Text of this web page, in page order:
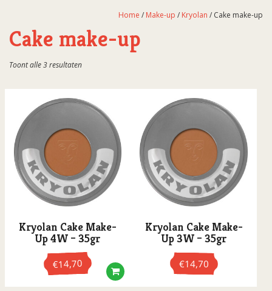
Haar-en Bodysprays
Kryolan
Glitter
Lipstick/oogpotlood
Special products
Sponsjes/penselen
TV paint sticks
Water make-up
PartyXplosion
Schminkstiften
Superstar
Home / Make-up / Kryolan / Cake make-up
Cake make-up
Toont alle 3 resultatenGesorteerd
populariteit
Kryolan Cake Make-
Up 4W – 35gr
€14,70
Kryolan Cake Make-
Up 3W – 35gr
€14,70